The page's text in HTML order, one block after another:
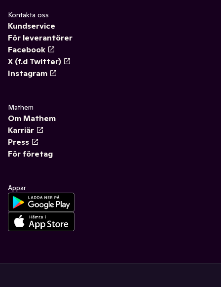
Kontakta oss
Kundservice
För leverantörer
Facebook
X (f.d Twitter)
Instagram
Mathem
Om Mathem
Karriär
Press
För företag
Appar